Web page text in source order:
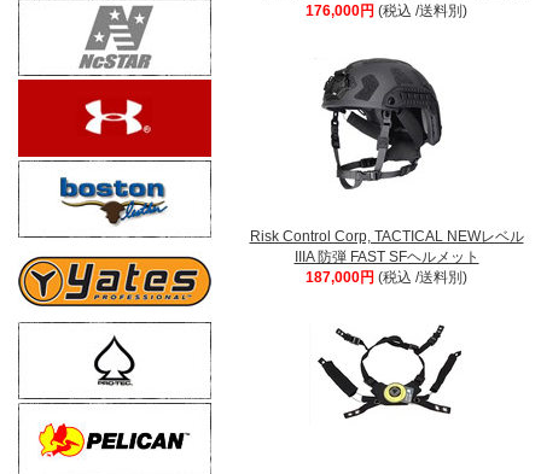
176,000円 (税込 /送料別)
Risk Control Corp, TACTICAL NEWレベル
IIIA 防弾 FAST SFヘルメット
187,000円 (税込 /送料別)